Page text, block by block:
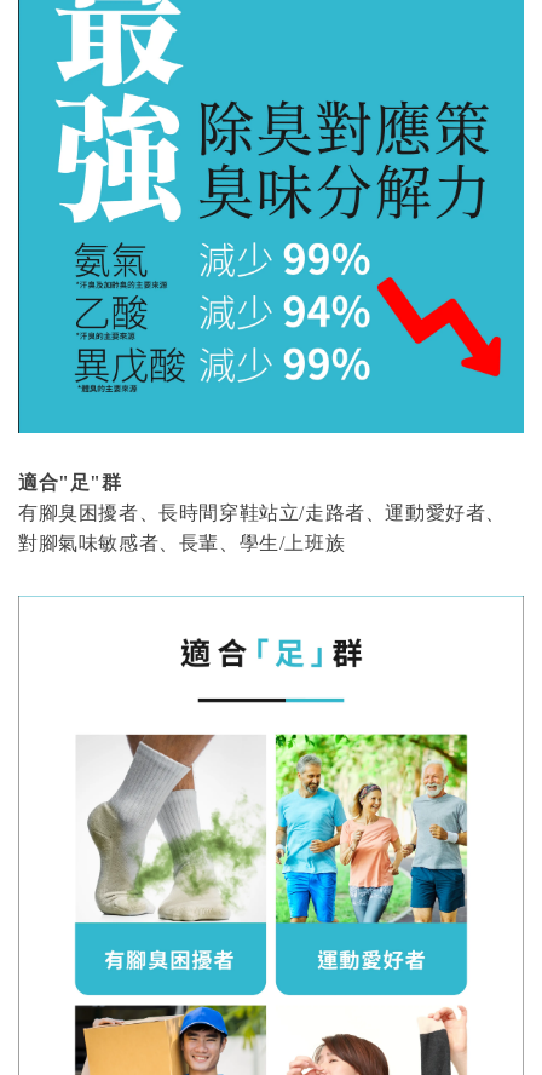
適合"足"群
有腳臭困擾者、長時間穿鞋站立/走路者、運動愛好者、
對腳氣味敏感者、長輩、學生/上班族